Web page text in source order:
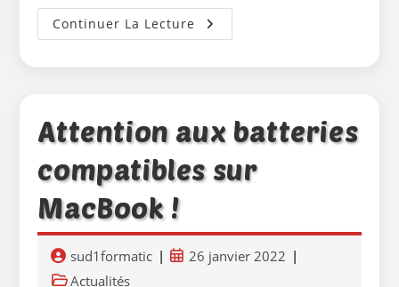
Continuer La Lecture Sud
Votre
Attention aux batteries
compatibles sur
MacBook !
Auteur/autrice
de
sud1formatic
Publication
26 janvier 2022
PostActualités